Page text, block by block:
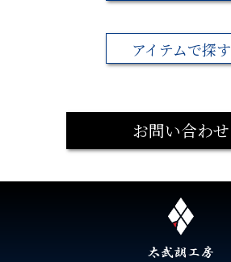
アイテムで探す
お問い合わせ